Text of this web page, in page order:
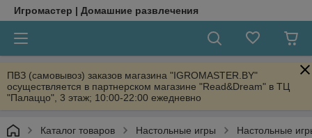
Игромастер | Домашние развлечения
ПВЗ (самовывоз) заказов магазина "IGROMASTER.BY"
осуществляется в партнерском магазине "Read&Dream" в ТЦ
"Палаццо", 3 этаж; 10:00-22:00 ежедневно
Каталог товаров Настольные игры Настольные